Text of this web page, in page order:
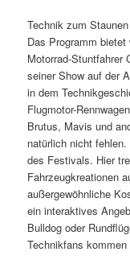
Technik zum
Das Programm
Motorrad-Stuntfahrer
seiner Show auf der
in dem
Flugmotor-
Brutus, Mavis und
natürlich nicht
des Festivals. Hier
Fahrzeugkreationen
außergewöhnliche
ein interaktives
Bulldog oder
Technikfans